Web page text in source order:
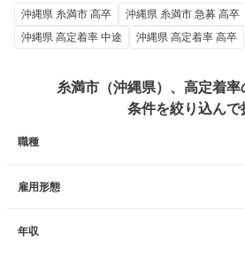
沖縄県 糸満市 高卒 沖縄県 糸満市 急募 高卒
沖縄県 高定着率 中途
沖縄県 高定着率 高卒
糸満市（沖縄県）、高定着率
条件を絞り込んで
職種
雇用形態
年収